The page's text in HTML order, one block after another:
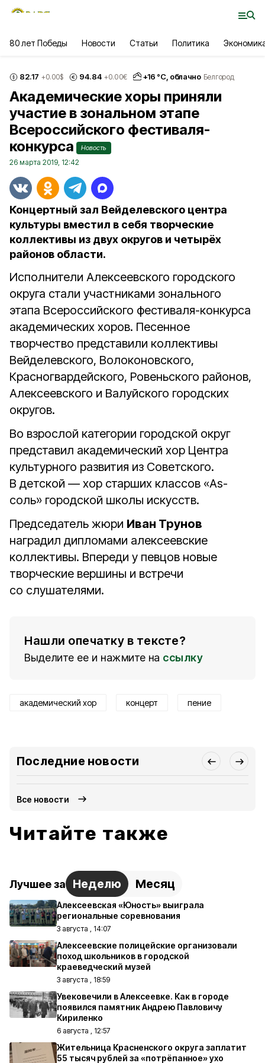
80 лет Победы Новости Статьи Политика
82.17 +0.00$ 94.84 +0.00€ +16 °С, облачно Белгород
Академические хоры приняли
участие в зональном этапе
Всероссийского фестиваля-
конкурса
Новость
26 марта 2019, 12:42
Концертный зал Вейделевского центра
культуры вместил в себя творческие
коллективы из двух округов и четырёх
районов области.
Исполнители Алексеевского городского
округа стали участниками зонального
этапа Всероссийского фестиваля-конкурса
академических хоров. Песенное
творчество представили коллективы
Вейделевского, Волоконовского,
Красногвардейского, Ровеньского районов,
Алексеевского и Валуйского городских
округов.
Во взрослой категории городской округ
представил академический хор Центра
культурного развития из Советского.
В детской — хор старших классов «As-
соль» городской школы искусств.
Председатель жюри Иван Трунов
наградил дипломами алексеевские
коллективы. Впереди у певцов новые
творческие вершины и встречи
со слушателями.
Нашли опечатку в тексте?
Выделите ее и нажмите на ссылку
академический хор концерт пение
Последние новости
Все новости
Читайте также
Лучшее за Неделю Месяц
Алексеевская «Юность» выиграла
региональные соревнования
3 августа , 14:07
Алексеевские полицейские организовали
поход школьников в городской
краеведческий музей
3 августа , 18:59
Увековечили в Алексеевке. Как в городе
появился памятник Андрею Павловичу
Кириленко
6 августа , 12:57
Жительница Красненского округа заплатит
55 тысяч рублей за «потрёпанное» ухо